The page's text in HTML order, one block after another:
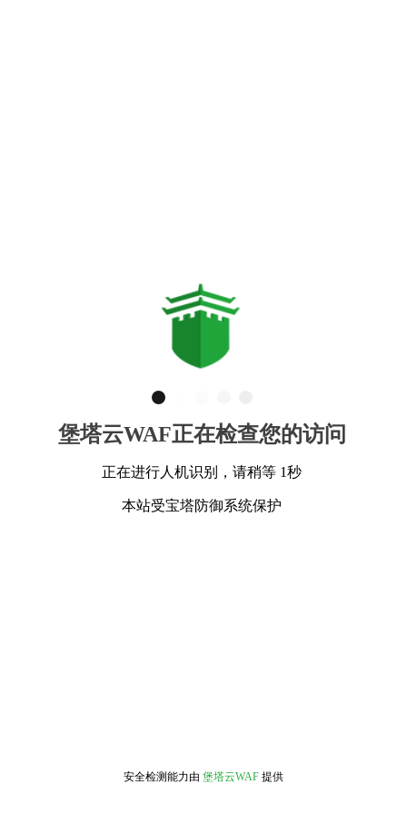
堡塔云WAF正在检查您的访问
正在进行人机识别，请稍等 1秒
本站受宝塔防御系统保护
安全检测能力由 堡塔云WAF 提供